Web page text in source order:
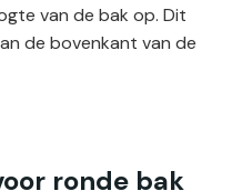
van de bak op. Dit
de bovenkant van de
ronde bak